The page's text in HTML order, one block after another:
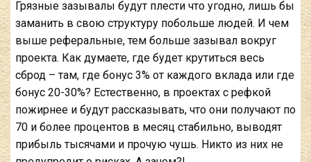
Грязные зазывалы будут плести что угодно, лишь бы
заманить в свою структуру побольше людей. И чем
выше реферальные, тем больше зазывал вокруг
проекта. Как думаете, где будет крутиться весь
сброд – там, где бонус 3% от каждого вклада или где
бонус 20-30%? Естественно, в проектах с рефкой
пожирнее и будут рассказывать, что они получают по
70 и более процентов в месяц стабильно, выводят
прибыль тысячами и прочую чушь. Никто из них не